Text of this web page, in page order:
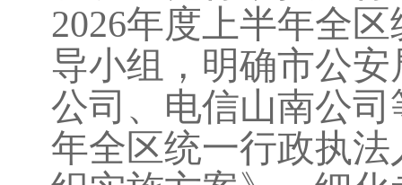
2026年度上半年全
导小组，明确市公
公司、电信山南公
年全区统一行政执